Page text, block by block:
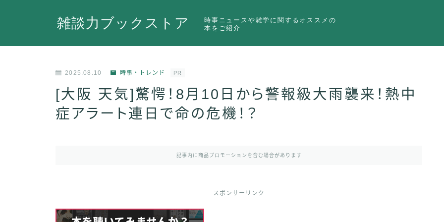
雑談力ブックストア
時事ニュースや雑学に関するオススメの
本をご紹介
2025.08.10 時事・トレンド PR
[大阪 天気]驚愕！8月10日から警報級大雨襲来！熱中
症アラート連日で命の危機！？
記事内に商品プロモーションを含む場合があります
スポンサーリンク